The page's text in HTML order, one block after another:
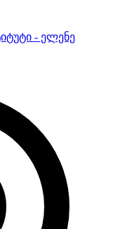
- ელენე